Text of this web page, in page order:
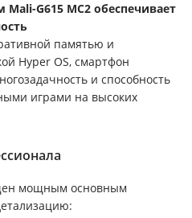
G615 MC2 обеспечивает
памятью и
Hyper OS, смартфон
и способность
играми на высоких
мощным основным